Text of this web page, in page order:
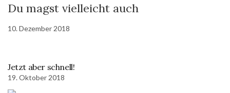
Du magst vielleicht auch
10. Dezember 2018
Jetzt aber schnell!
19. Oktober 2018